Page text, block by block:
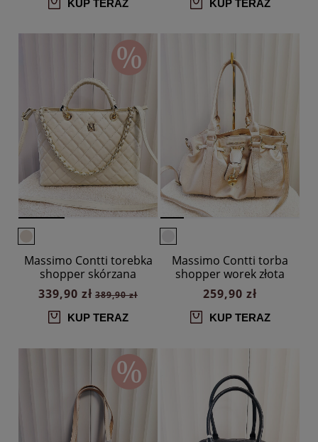
KUP TERAZ KUP TERAZ
Massimo Contti torebka
shopper skórzana
beżowa pikowana z
łańcuszkiem
339,90 zł 389,90 zł
KUP TERAZ
Massimo Contti torba
shopper worek złota
259,90 zł
KUP TERAZ